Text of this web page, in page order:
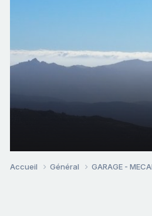
Accueil Général GARAGE -